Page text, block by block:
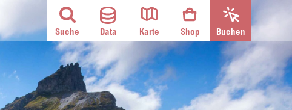
Suche Data Karte Shop Buchen